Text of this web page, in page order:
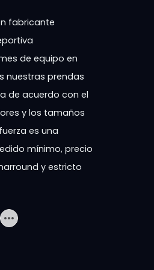
fabricante
de equipo en
nuestras prendas
de acuerdo con el
y los tamaños
es una
mínimo, precio
y estricto